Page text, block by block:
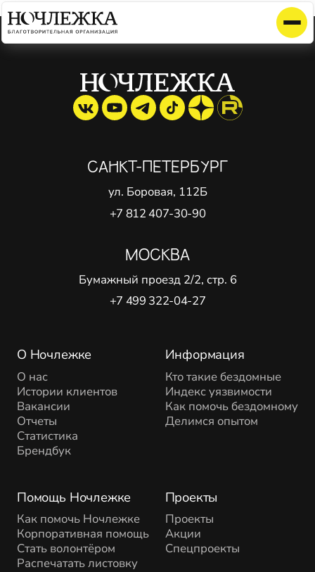
Элемент не найден!
О Ночлежке
О нас
Истории клиентов
Вакансии
Отчеты
Статистика
Брендбук
Помощь Ночлежке
Как помочь Ночлежке
Корпоративная помощь
Стать волонтёром
Распечатать листовку
Проекты
Проекты
Акции
Спецпроекты
Информация
Кто такие бездомные
Индекс уязвимости
Как помочь бездомному
Делимся опытом
САНКТ-ПЕТЕРБУРГ
ул. Боровая, 112Б
+7 812 407-30-90
МОСКВА
Бумажный проезд 2/2, стр. 6
+7 499 322-04-27